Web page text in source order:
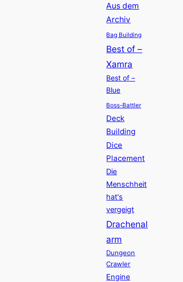
Aus dem
Archiv
Bag Building
Best of –
Xamra
Best of –
Blue
Boss-Battler
Deck
Building
Dice
Placement
Die
Menschheit
hat's
vergeigt
Drachenal
arm
Dungeon
Crawler
Engine